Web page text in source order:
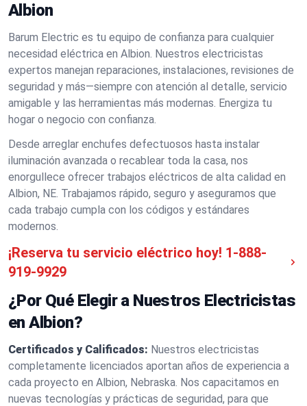
Albion
Barum Electric es tu equipo de confianza para cualquier
necesidad eléctrica en Albion. Nuestros electricistas
expertos manejan reparaciones, instalaciones, revisiones de
seguridad y más—siempre con atención al detalle, servicio
amigable y las herramientas más modernas. Energiza tu
hogar o negocio con confianza.
Desde arreglar enchufes defectuosos hasta instalar
iluminación avanzada o recablear toda la casa, nos
enorgullece ofrecer trabajos eléctricos de alta calidad en
Albion, NE. Trabajamos rápido, seguro y aseguramos que
cada trabajo cumpla con los códigos y estándares
modernos.
¡Reserva tu servicio eléctrico hoy! 1-888-
919-9929
¿Por Qué Elegir a Nuestros Electricistas
en Albion?
Certificados y Calificados: Nuestros electricistas
completamente licenciados aportan años de experiencia a
cada proyecto en Albion, Nebraska. Nos capacitamos en
nuevas tecnologías y prácticas de seguridad, para que